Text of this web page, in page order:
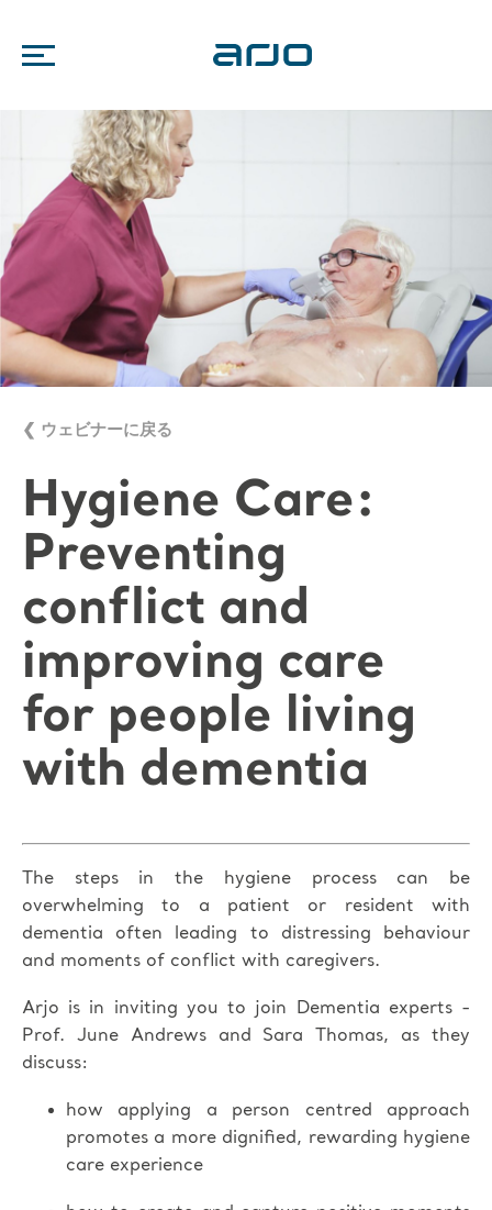
❮ ウェビナーに戻る
Hygiene Care:
Preventing
conflict and
improving care
for people living
with dementia
The steps in the hygiene process can be
overwhelming to a patient or resident with
dementia often leading to distressing behaviour
and moments of conflict with caregivers.
Arjo is in inviting you to join Dementia experts -
Prof. June Andrews and Sara Thomas, as they
discuss:
how applying a person centred approach
promotes a more dignified, rewarding hygiene
care experience